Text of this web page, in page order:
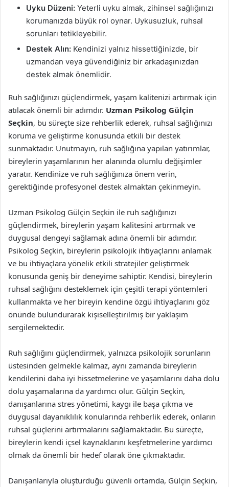
Uyku Düzeni: Yeterli uyku almak, zihinsel sağlığınızı
korumanızda büyük rol oynar. Uykusuzluk, ruhsal
sorunları tetikleyebilir.
Destek Alın: Kendinizi yalnız hissettiğinizde, bir
uzmandan veya güvendiğiniz bir arkadaşınızdan
destek almak önemlidir.
Ruh sağlığınızı güçlendirmek, yaşam kalitenizi artırmak için
atılacak önemli bir adımdır. Uzman Psikolog Gülçin
Seçkin, bu süreçte size rehberlik ederek, ruhsal sağlığınızı
koruma ve geliştirme konusunda etkili bir destek
sunmaktadır. Unutmayın, ruh sağlığına yapılan yatırımlar,
bireylerin yaşamlarının her alanında olumlu değişimler
yaratır. Kendinize ve ruh sağlığınıza önem verin,
gerektiğinde profesyonel destek almaktan çekinmeyin.
Uzman Psikolog Gülçin Seçkin ile ruh sağlığınızı
güçlendirmek, bireylerin yaşam kalitesini artırmak ve
duygusal dengeyi sağlamak adına önemli bir adımdır.
Psikolog Seçkin, bireylerin psikolojik ihtiyaçlarını anlamak
ve bu ihtiyaçlara yönelik etkili stratejiler geliştirmek
konusunda geniş bir deneyime sahiptir. Kendisi, bireylerin
ruhsal sağlığını desteklemek için çeşitli terapi yöntemleri
kullanmakta ve her bireyin kendine özgü ihtiyaçlarını göz
önünde bulundurarak kişiselleştirilmiş bir yaklaşım
sergilemektedir.
Ruh sağlığını güçlendirmek, yalnızca psikolojik sorunların
üstesinden gelmekle kalmaz, aynı zamanda bireylerin
kendilerini daha iyi hissetmelerine ve yaşamlarını daha dolu
dolu yaşamalarına da yardımcı olur. Gülçin Seçkin,
danışanlarına stres yönetimi, kaygı ile başa çıkma ve
duygusal dayanıklılık konularında rehberlik ederek, onların
ruhsal güçlerini artırmalarını sağlamaktadır. Bu süreçte,
bireylerin kendi içsel kaynaklarını keşfetmelerine yardımcı
olmak da önemli bir hedef olarak öne çıkmaktadır.
Danışanlarıyla oluşturduğu güvenli ortamda, Gülçin Seçkin,